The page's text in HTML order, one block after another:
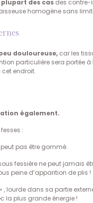
des cas des contre-
homogène sans
douloureuse, car les
particulière sera portée à
cet endroit.
également.
:
pas être gommé.
fessière ne peut jamais
peine d’apparition de plis !
, lourde dans sa partie
la plus grande énergie !